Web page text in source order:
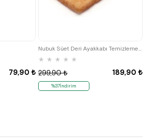
79,90 ₺
Nubuk Süet Deri Ayakkabı Temizleme Silgisi 3lü Paket
★ ★ ★ ★ ★
189,90 ₺
299,90 ₺
%37İndirim